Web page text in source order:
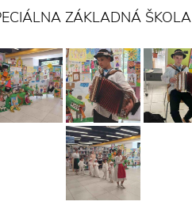
ZÁKLADNÁ ŠKOLA